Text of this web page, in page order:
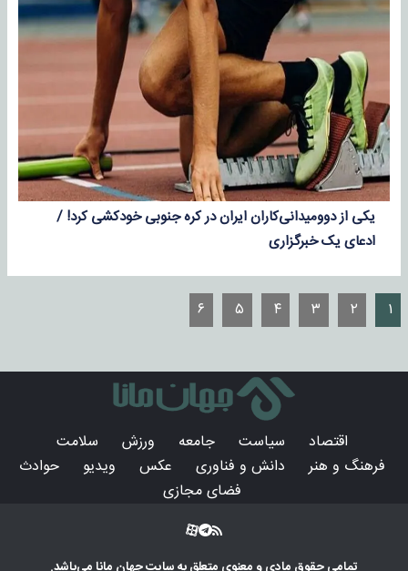
یکی از دوومیدانی‌کاران ایران در کره جنوبی خودکشی کرد! /
ادعای یک خبرگزاری
۱ ۲ ۳ ۴ ۵ ۶
اقتصاد سیاست جامعه ورزش
سلامت
فرهنگ و هنر
دانش و فناوری عکس ویدیو
حوادث
فضای مجازی